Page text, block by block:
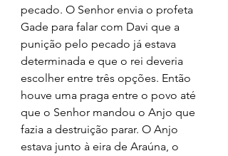
pecado. O Senhor envia o profeta
Gade para falar com Davi que a
punição pelo pecado já estava
determinada e que o rei deveria
escolher entre três opções. Então
houve uma praga entre o povo até
que o Senhor mandou o Anjo que
fazia a destruição parar. O Anjo
estava junto à eira de Araúna, o